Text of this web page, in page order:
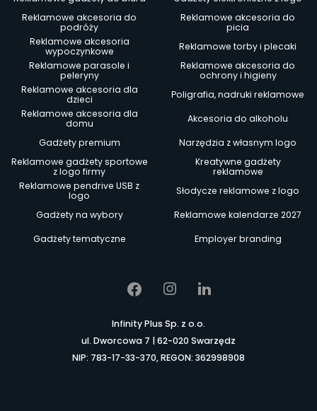
Reklamowe akcesoria do
podróży
Reklamowe akcesoria do
picia
Reklamowe akcesoria
wypoczynkowe
Reklamowe torby i plecaki
Reklamowe parasole i
peleryny
Reklamowe akcesoria do
ochrony i higieny
Reklamowe akcesoria dla
dzieci
Poligrafia, nadruki reklamowe
Reklamowe akcesoria dla
domu
Akcesoria do alkoholu
Gadżety premium
Narzędzia z własnym logo
Reklamowe gadżety sportowe
z logo firmy
Kreatywne gadżety
reklamowe
Reklamowe pendrive USB z
logo
Słodycze reklamowe z logo
Gadżety na wybory
Reklamowe kalendarze 2027
Gadżety tematyczne
Employer branding
Infinity Plus Sp. z o.o.
ul. Dworcowa 7 | 62-020 Swarzędz
NIP: 783-17-33-370, REGON: 362998908